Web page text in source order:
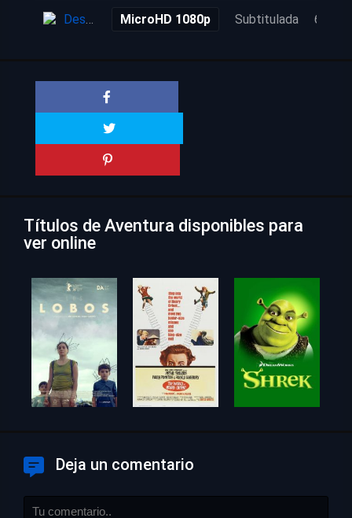
Descarga MicroHD 1080p Subtitulada 6 años
Títulos de Aventura disponibles para
ver online
Deja un comentario